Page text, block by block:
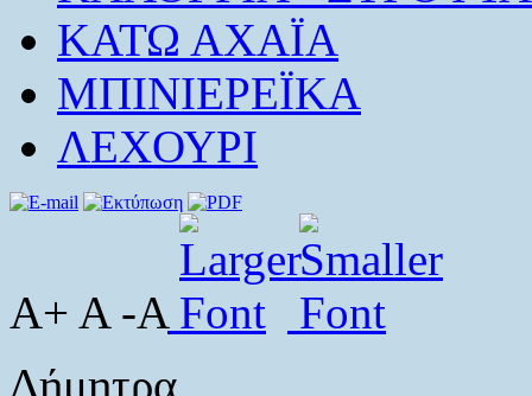
ΚΑΤΩ ΑΧΑΪΑ
ΜΠΙΝΙΕΡΕΪΚΑ
ΛΕΧΟΥΡΙ
A+ A -A
Δήμητρα